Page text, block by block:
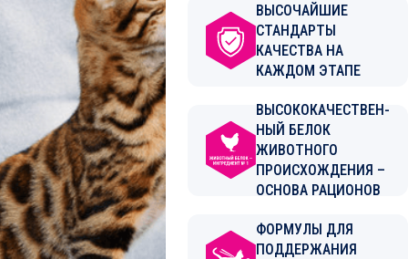
ВЫСОЧАЙШИЕ
СТАНДАРТЫ
КАЧЕСТВА НА
КАЖДОМ ЭТАПЕ
ВЫСОКОКАЧЕСТВЕН­
НЫЙ БЕЛОК
ЖИВОТНОГО
ПРОИСХОЖДЕНИЯ –
ОСНОВА РАЦИОНОВ
ФОРМУЛЫ ДЛЯ
ПОДДЕРЖАНИЯ